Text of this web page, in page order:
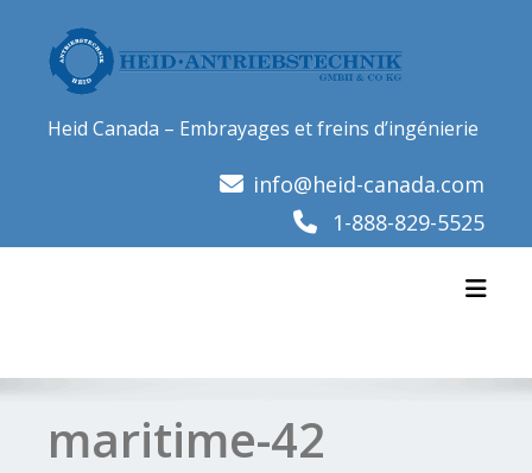
content
Heid Canada – Embrayages et freins d’ingénierie
info@heid-canada.com
1-888-829-5525
maritime-42